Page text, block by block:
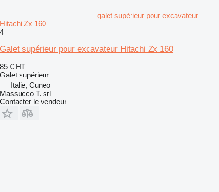
galet supérieur pour excavateur
Hitachi Zx 160
4
Galet supérieur pour excavateur Hitachi Zx 160
85 € HT
Galet supérieur
Italie, Cuneo
Massucco T. srl
Contacter le vendeur